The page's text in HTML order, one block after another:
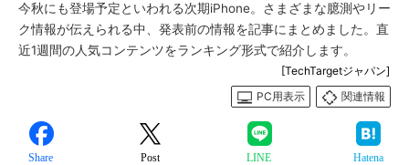
今秋にも登場予定といわれる次期iPhone。さまざまな臆測やリー
ク情報が伝えられる中、発表前の情報を記事にまとめました。直
近1週間の人気コンテンツをランキング形式で紹介します。
[TechTargetジャパン]
PC用表示
関連情報
Share Post LINE Hatena